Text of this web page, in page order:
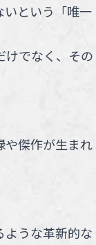
いという「唯一
けでなく、その
や傑作が生まれ
ような革新的な